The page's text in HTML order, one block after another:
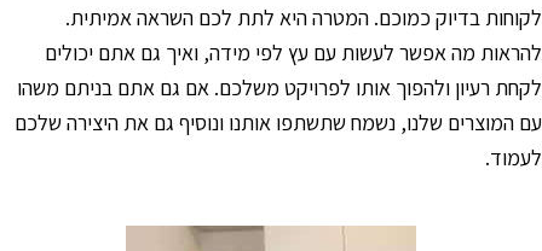
לאפס
כל
האפשרויות
cached
לקוחות בדיוק כמוכם. המטרה היא לתת לכם השראה אמיתית.
להראות מה אפשר לעשות עם עץ לפי מידה, ואיך גם אתם יכולים
לקחת רעיון ולהפוך אותו לפרויקט משלכם. אם גם אתם בניתם משהו
עם המוצרים שלנו, נשמח שתשתפו אותנו ונוסיף גם את היצירה שלכם
לעמוד.